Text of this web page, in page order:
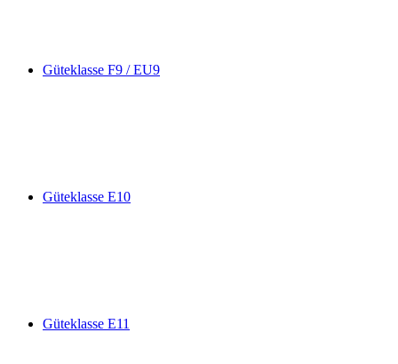
Güteklasse F9 / EU9
Güteklasse E10
Güteklasse E11